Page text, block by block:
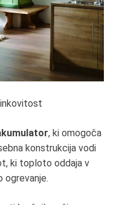
, ki omogoča
konstrukcija vodi
ki toploto oddaja v
ogrevanje.